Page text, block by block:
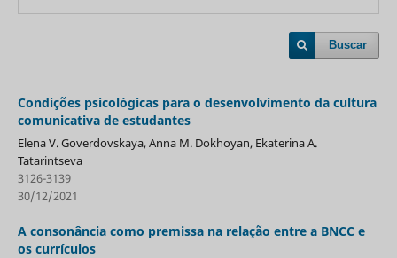
Buscar
Condições psicológicas para o desenvolvimento da cultura
comunicativa de estudantes
Elena V. Goverdovskaya, Anna M. Dokhoyan, Ekaterina A.
Tatarintseva
3126-3139
30/12/2021
A consonância como premissa na relação entre a BNCC e
os currículos